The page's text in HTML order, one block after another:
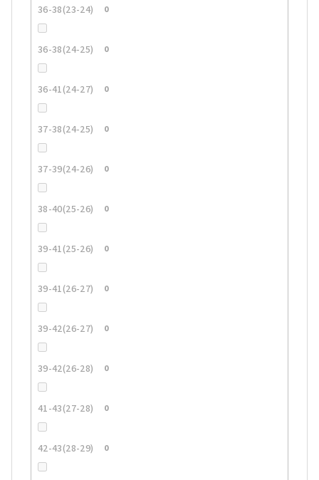
36-38(23-24) 0
36-38(24-25) 0
36-41(24-27) 0
37-38(24-25) 0
37-39(24-26) 0
38-40(25-26) 0
39-41(25-26) 0
39-41(26-27) 0
39-42(26-27) 0
39-42(26-28) 0
41-43(27-28) 0
42-43(28-29) 0